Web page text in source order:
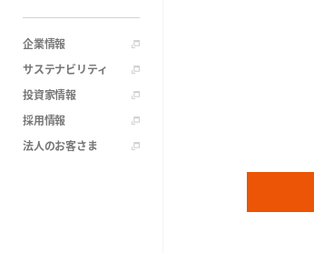
企業情報
サステナビリティ
投資家情報
採用情報
法人のお客さま